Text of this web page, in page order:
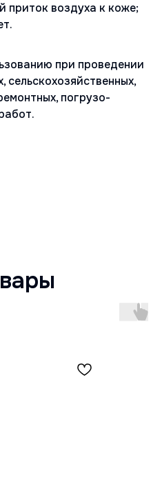
приток воздуха к коже;
при проведении
погрузо-